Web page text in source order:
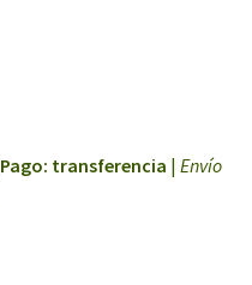
Pago: transferencia | Envío